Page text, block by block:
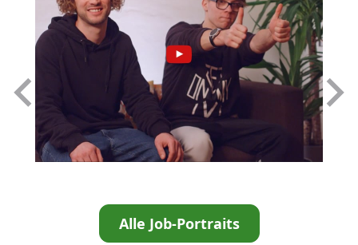
Alle Job-Portraits